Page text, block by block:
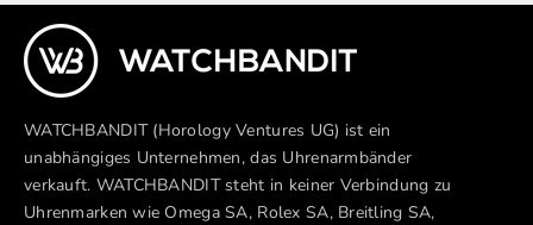
WATCHBANDIT (Horology Ventures UG) ist ein
unabhängiges Unternehmen, das Uhrenarmbänder
verkauft. WATCHBANDIT steht in keiner Verbindung zu
Uhrenmarken wie Omega SA, Rolex SA, Breitling SA,